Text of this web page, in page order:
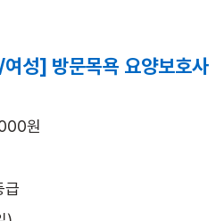
성] 방문목욕 요양보호사
원
급